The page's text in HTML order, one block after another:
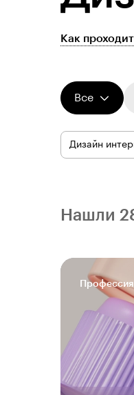
Как
Все
Дизайн
Нашли
Профессия